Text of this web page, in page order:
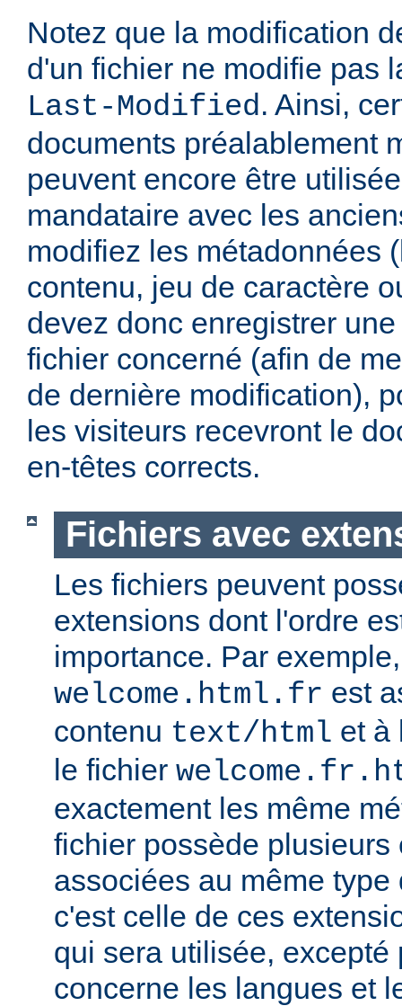
Notez que la modification
d'un fichier ne modifie pas
Last-Modified. Ainsi,
documents préalablement
peuvent encore être
mandataire avec les
modifiez les métadonnées
contenu, jeu de caractère
devez donc enregistrer
fichier concerné (afin de
de dernière modification),
les visiteurs recevront le
en-têtes corrects.
Fichiers avec
Les fichiers peuvent
extensions dont l'ordre
importance. Par
welcome.html.fr est
contenu text/html et à
le fichier
exactement les même
fichier possède plusieurs
associées au même
c'est celle de ces
qui sera utilisée, excepté
concerne les langues et